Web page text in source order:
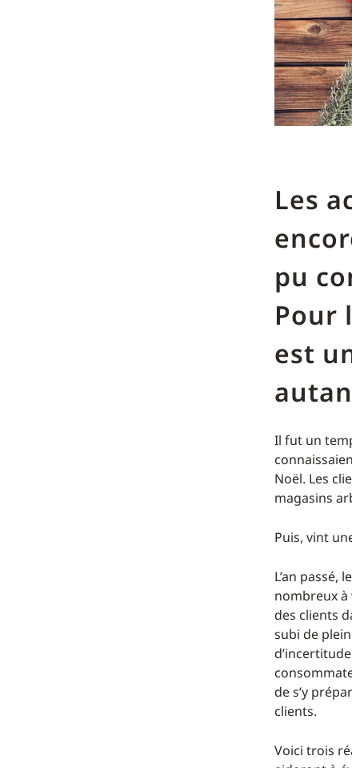
Les
pu
Pour
est
Il fut un
Noël. Les
magasins
Puis, vint
L’an
nombreux
des clients
subi de
de s’y
clients.
Voici trois